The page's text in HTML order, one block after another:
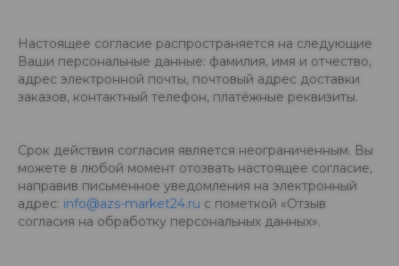
Настоящее согласие распространяется на следующие
Ваши персональные данные: фамилия, имя и отчество,
адрес электронной почты, почтовый адрес доставки
заказов, контактный телефон, платёжные реквизиты.
Срок действия согласия является неограниченным. Вы
можете в любой момент отозвать настоящее согласие,
направив письменное уведомления на электронный
адрес: info@azs-market24.ru с пометкой «Отзыв
согласия на обработку персональных данных».